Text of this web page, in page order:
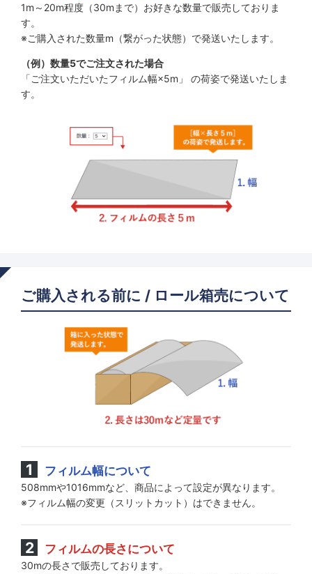
1m～20m程度（30mまで）お好きな数量で販売しておりま
す。
※ご購入された数量m（繋がった状態）で発送いたします。
（例）数量5でご注文された場合
「ご注文いただいたフィルム幅×5m」 の荷姿で発送いたしま
す。
ご購入される前に / ロール箱売について
フィルム幅について
508mmや1016mmなど、商品によって設定が異なります。
※フィルム幅の変更（スリットカット）はできません。
フィルムの長さについて
30mの長さで販売しております。